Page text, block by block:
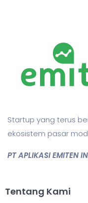
Startup yang terus
ekosistem pasar
PT APLIKASI EMITEN
Tentang Kami